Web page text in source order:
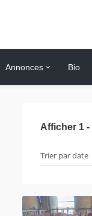
Annonces Bio
Afficher 1 -